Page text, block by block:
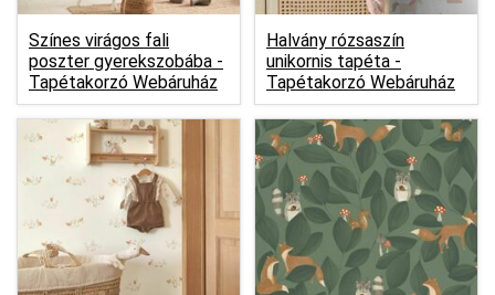
Színes virágos fali
poszter gyerekszobába -
Tapétakorzó Webáruház
Halvány rózsaszín
unikornis tapéta -
Tapétakorzó Webáruház